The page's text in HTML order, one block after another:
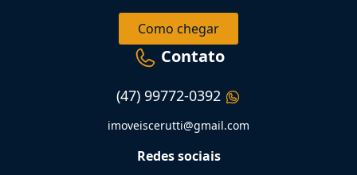
Como chegar
Contato
(47) 99772-0392
imoveiscerutti@gmail.com
Redes sociais